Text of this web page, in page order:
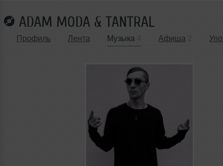
ADAM MODA & TANTRAL
Профиль Лента Музыка Афиша